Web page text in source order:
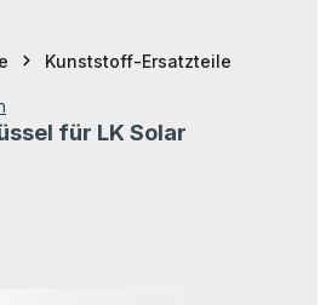
Kunststoff-Ersatzteile
von 0 von 5 Sternen
für LK Solar